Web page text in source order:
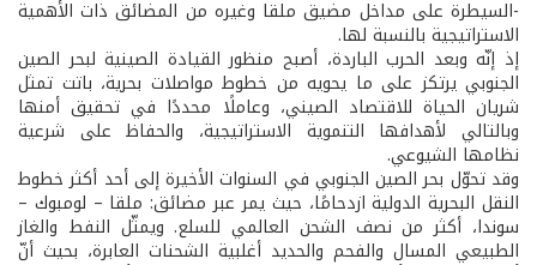
-السيطرة على مداخل مضيق ملقا وغيره من المضائق ذات الأهمية
الاستراتيجية بالنسبة لها.
إذ إنّه وبعد الحرب الباردة، أصبح منظور القيادة الصينية لبحر الصين
الجنوبي يرتكز على ما يحويه من خطوط مواصلات بحرية، باتت تمثل
شريان الحياة للاقتصاد الصيني، وعاملًا محددًا في تحقيق أمنها
وبالتالي لأهدافها التنموية الاستراتيجية، والحفاظ على شرعية
نظامها الشيوعي.
وقد تحوّل بحر الصين الجنوبي في السنوات الأخيرة إلى أحد أكثر خطوط
النقل البحرية الدولية ازدحامًا، حيث يمر عبر مضائق: ملقا – لومبوك –
سوندا، أكثر من نصف الشحن العالمي للسلع. ويمثّل النفط والغاز
الطبيعي المسال والفحم والحديد أغلبية الشحنات العابرة، بحيث أنّ